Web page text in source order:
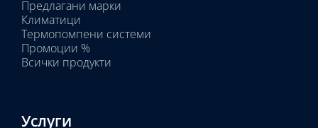
Избрано
тяло:
Предлагани марки
Климатици
Термопомпени системи
Промоции %
Всички продукти
Услуги